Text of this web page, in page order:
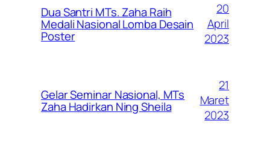
Dua Santri MTs. Zaha Raih
Medali Nasional Lomba Desain
Poster
20
April
2023
Gelar Seminar Nasional, MTs
Zaha Hadirkan Ning Sheila
21
Maret
2023